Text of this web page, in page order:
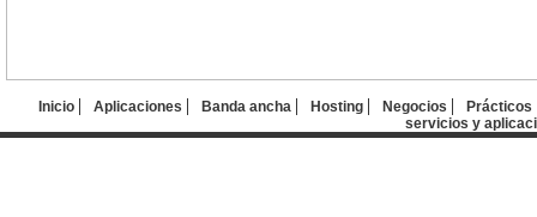
Inicio Aplicaciones Banda ancha Hosting Negocios
Prácticos
servicios y